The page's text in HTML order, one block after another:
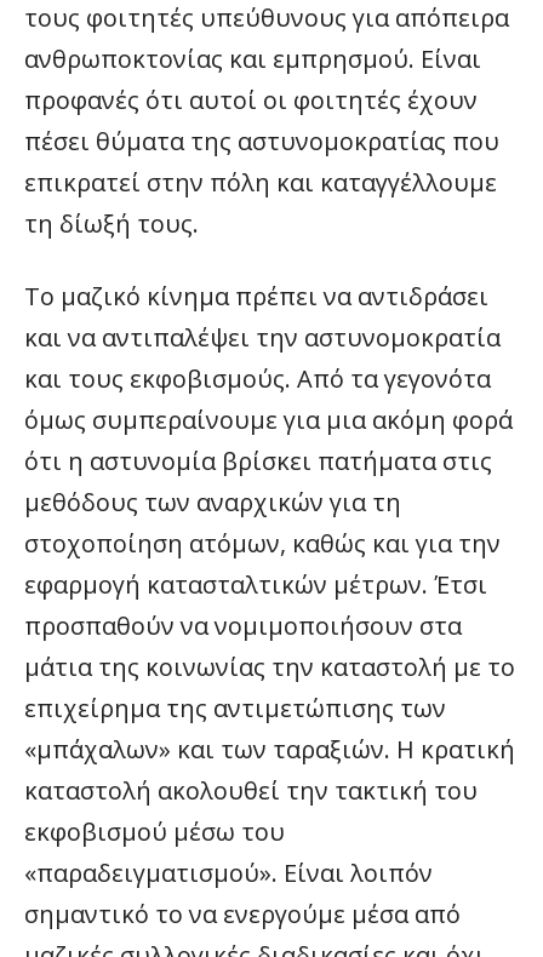
τους φοιτητές υπεύθυνους για απόπειρα
ανθρωποκτονίας και εμπρησμού. Είναι
προφανές ότι αυτοί οι φοιτητές έχουν
πέσει θύματα της αστυνομοκρατίας που
επικρατεί στην πόλη και καταγγέλλουμε
τη δίωξή τους.
Το μαζικό κίνημα πρέπει να αντιδράσει
και να αντιπαλέψει την αστυνομοκρατία
και τους εκφοβισμούς. Από τα γεγονότα
όμως συμπεραίνουμε για μια ακόμη φορά
ότι η αστυνομία βρίσκει πατήματα στις
μεθόδους των αναρχικών για τη
στοχοποίηση ατόμων, καθώς και για την
εφαρμογή κατασταλτικών μέτρων. Έτσι
προσπαθούν να νομιμοποιήσουν στα
μάτια της κοινωνίας την καταστολή με το
επιχείρημα της αντιμετώπισης των
«μπάχαλων» και των ταραξιών. Η κρατική
καταστολή ακολουθεί την τακτική του
εκφοβισμού μέσω του
«παραδειγματισμού». Είναι λοιπόν
σημαντικό το να ενεργούμε μέσα από